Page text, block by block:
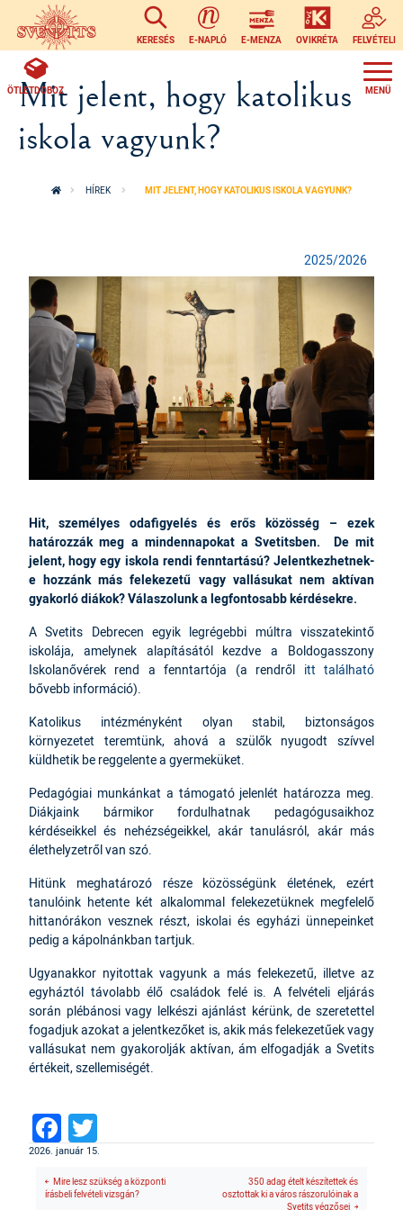
Ugrás a tartalomra
KERESÉS E-NAPLÓ E-MENZA OVIKRÉTA FELVÉTELI
ÖTLETDOBOZ
Mit jelent, hogy katolikus
iskola vagyunk?
HÍREK MIT JELENT, HOGY KATOLIKUS ISKOLA VAGYUNK?
2025/2026
Hit, személyes odafigyelés és erős közösség – ezek
határozzák meg a mindennapokat a Svetitsben. De mit
jelent, hogy egy iskola rendi fenntartású? Jelentkezhetnek-
e hozzánk más felekezetű vagy vallásukat nem aktívan
gyakorló diákok? Válaszolunk a legfontosabb kérdésekre.
A Svetits Debrecen egyik legrégebbi múltra visszatekintő
iskolája, amelynek alapításától kezdve a Boldogasszony
Iskolanővérek rend a fenntartója (a rendről itt található
bővebb információ).
Katolikus intézményként olyan stabil, biztonságos
környezetet teremtünk, ahová a szülők nyugodt szívvel
küldhetik be reggelente a gyermeküket.
Pedagógiai munkánkat a támogató jelenlét határozza meg.
Diákjaink bármikor fordulhatnak pedagógusaikhoz
kérdéseikkel és nehézségeikkel, akár tanulásról, akár más
élethelyzetről van szó.
Hitünk meghatározó része közösségünk életének, ezért
tanulóink hetente két alkalommal felekezetüknek megfelelő
hittanórákon vesznek részt, iskolai és egyházi ünnepeinket
pedig a kápolnánkban tartjuk.
Ugyanakkor nyitottak vagyunk a más felekezetű, illetve az
egyháztól távolabb élő családok felé is. A felvételi eljárás
során plébánosi vagy lelkészi ajánlást kérünk, de szeretettel
fogadjuk azokat a jelentkezőket is, akik más felekezetűek vagy
vallásukat nem gyakorolják aktívan, ám elfogadják a Svetits
értékeit, szellemiségét.
Facebook
2026. január 15.
Mire lesz szükség a központi
írásbeli felvételi vizsgán?
350 adag ételt készítettek és
osztottak ki a város rászorulóinak a
Svetits végzősei